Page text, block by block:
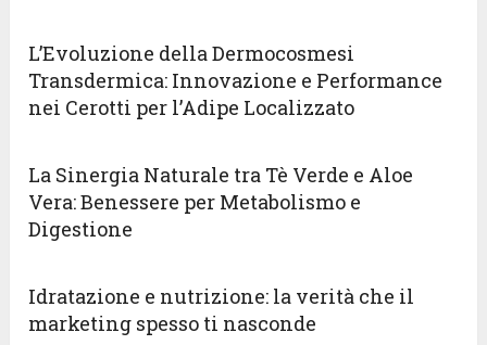
L’Evoluzione della Dermocosmesi
Transdermica: Innovazione e Performance
nei Cerotti per l’Adipe Localizzato
La Sinergia Naturale tra Tè Verde e Aloe
Vera: Benessere per Metabolismo e
Digestione
Idratazione e nutrizione: la verità che il
marketing spesso ti nasconde